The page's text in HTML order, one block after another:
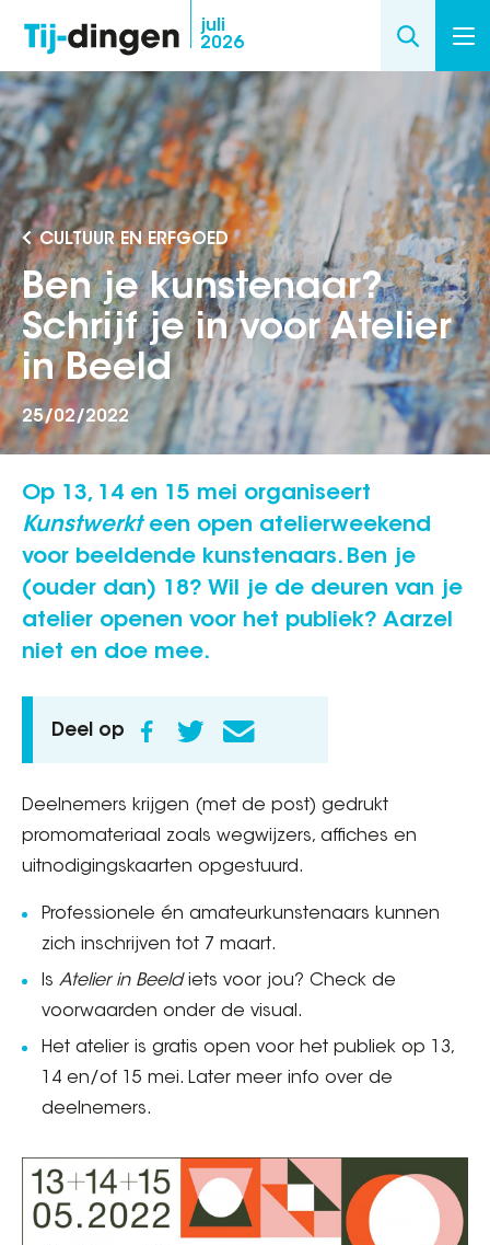
naar
de
inhoud
gaan
juli
2026
CULTUUR EN ERFGOED
Ben je kunstenaar?
Schrijf je in voor Atelier
in Beeld
25/02/2022
Op 13, 14 en 15 mei organiseert
Kunstwerkteen open atelierweekend
voor beeldende kunstenaars. Ben je
(ouder dan) 18? Wil je de deuren van je
atelier openen voor het publiek? Aarzel
niet en doe mee.
Deel op
Deelnemers krijgen (met de post) gedrukt
promomateriaal zoals wegwijzers, affiches en
uitnodigingskaarten opgestuurd.
Professionele én amateurkunstenaars kunnen
zich inschrijven tot 7 maart.
Is Atelier in Beeldiets voor jou? Check de
voorwaarden onder de visual.
Het atelier is gratis open voor het publiek op 13,
14 en/of 15 mei. Later meer info over de
deelnemers.